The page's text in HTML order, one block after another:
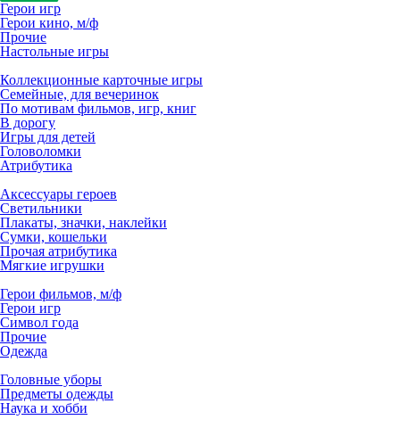
Герои игр
Герои кино, м/ф
Прочие
Настольные игры
Коллекционные карточные игры
Семейные, для вечеринок
По мотивам фильмов, игр, книг
В дорогу
Игры для детей
Головоломки
Атрибутика
Аксессуары героев
Светильники
Плакаты, значки, наклейки
Сумки, кошельки
Прочая атрибутика
Мягкие игрушки
Герои фильмов, м/ф
Герои игр
Символ года
Прочие
Одежда
Головные уборы
Предметы одежды
Наука и хобби